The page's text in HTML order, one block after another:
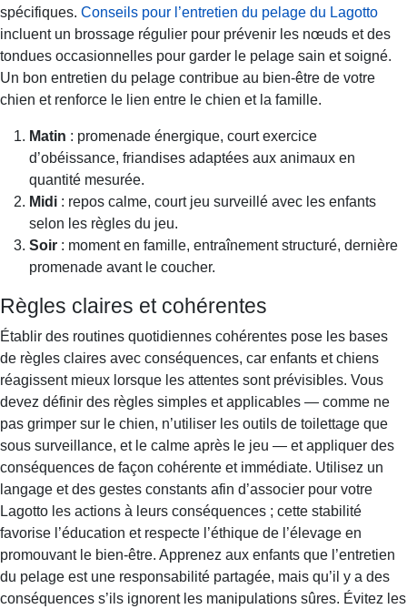
spécifiques. Conseils pour l’entretien du pelage du Lagotto
incluent un brossage régulier pour prévenir les nœuds et des
tondues occasionnelles pour garder le pelage sain et soigné.
Un bon entretien du pelage contribue au bien-être de votre
chien et renforce le lien entre le chien et la famille.
Matin : promenade énergique, court exercice
d’obéissance, friandises adaptées aux animaux en
quantité mesurée.
Midi : repos calme, court jeu surveillé avec les enfants
selon les règles du jeu.
Soir : moment en famille, entraînement structuré, dernière
promenade avant le coucher.
Règles claires et cohérentes
Établir des routines quotidiennes cohérentes pose les bases
de règles claires avec conséquences, car enfants et chiens
réagissent mieux lorsque les attentes sont prévisibles. Vous
devez définir des règles simples et applicables — comme ne
pas grimper sur le chien, n’utiliser les outils de toilettage que
sous surveillance, et le calme après le jeu — et appliquer des
conséquences de façon cohérente et immédiate. Utilisez un
langage et des gestes constants afin d’associer pour votre
Lagotto les actions à leurs conséquences ; cette stabilité
favorise l’éducation et respecte l’éthique de l’élevage en
promouvant le bien-être. Apprenez aux enfants que l’entretien
du pelage est une responsabilité partagée, mais qu’il y a des
conséquences s’ils ignorent les manipulations sûres. Évitez les